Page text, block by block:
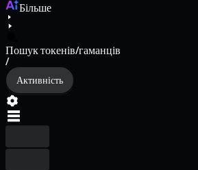
Більше
Пошук токенів/гаманців
/
Активність